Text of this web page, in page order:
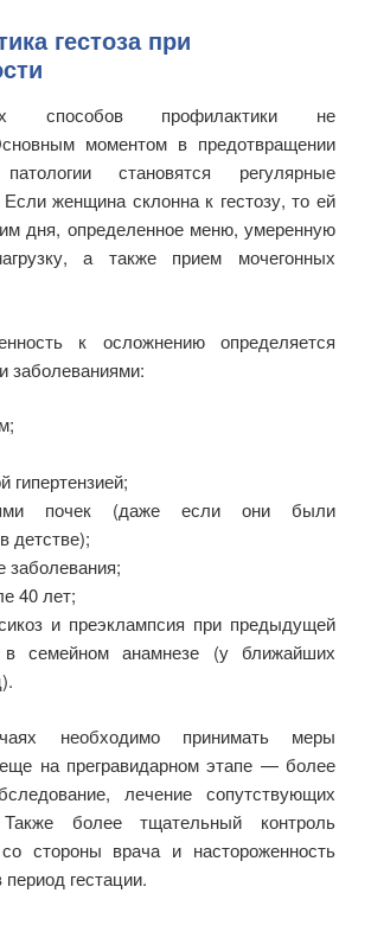
гестоза при
способов профилактики не
моментом в предотвращении
становятся регулярные
женщина склонна к гестозу, то ей
дня, определенное меню, умеренную
а также прием мочегонных
к осложнению определяется
заболеваниями:
гипертензией;
почек (даже если они были
детстве);
заболевания;
40 лет;
и преэклампсия при предыдущей
в семейном анамнезе (у ближайших
необходимо принимать меры
на прегравидарном этапе — более
лечение сопутствующих
Также более тщательный контроль
стороны врача и настороженность
гестации.